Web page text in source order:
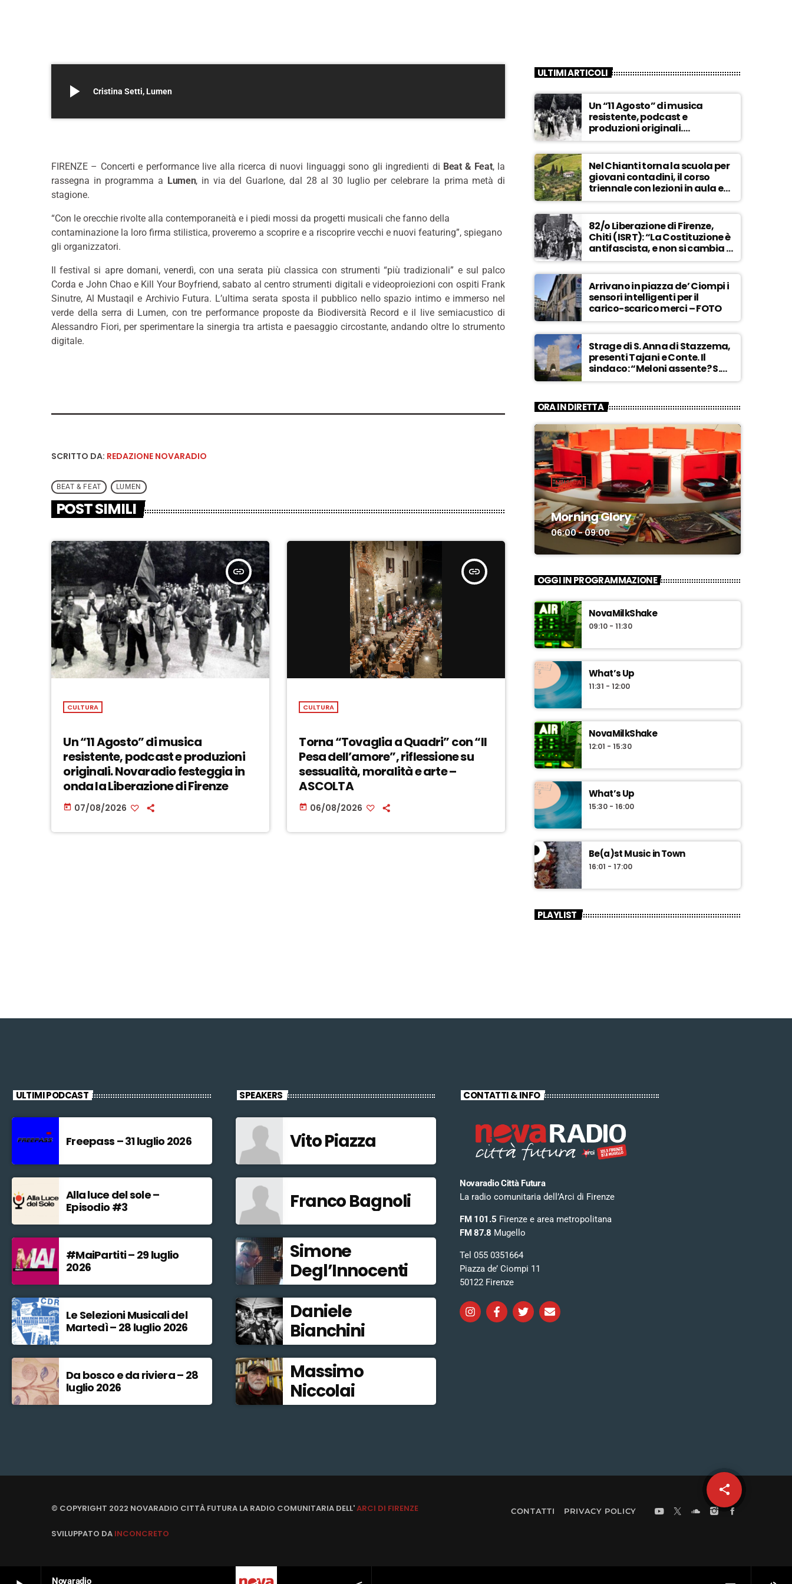
Novaradio
share
email
play_arrow Cristina Setti, Lumen
FIRENZE – Concerti e performance live alla ricerca di nuovi linguaggi sono gli ingredienti di Beat & Feat, la
rassegna in programma a Lumen, in via del Guarlone, dal 28 al 30 luglio per celebrare la prima metà di
stagione.
“Con le orecchie rivolte alla contemporaneità e i piedi mossi da progetti musicali che fanno della
contaminazione la loro firma stilistica, proveremo a scoprire e a riscoprire vecchi e nuovi featuring”, spiegano
gli organizzatori.
Il festival si apre domani, venerdì, con una serata più classica con strumenti “più tradizionali” e sul palco
Corda e John Chao e Kill Your Boyfriend, sabato al centro strumenti digitali e videoproiezioni con ospiti Frank
Sinutre, Al Mustaqil e Archivio Futura. L’ultima serata sposta il pubblico nello spazio intimo e immerso nel
verde della serra di Lumen, con tre performance proposte da Biodiversità Record e il live semiacustico di
Alessandro Fiori, per sperimentare la sinergia tra artista e paesaggio circostante, andando oltre lo strumento
digitale.
SCRITTO DA: REDAZIONE NOVARADIO
BEAT & FEAT LUMEN
POST SIMILI
insert_link
CULTURA
Un “11 Agosto” di musica
resistente, podcast e produzioni
originali. Novaradio festeggia in
onda la Liberazione di Firenze
today 07/08/2026
insert_link
CULTURA
Torna “Tovaglia a Quadri” con “Il
Pesa dell’amore”, riflessione su
sessualità, moralità e arte –
ASCOLTA
today 06/08/2026
ULTIMI ARTICOLI
Un “11 Agosto” di musica
resistente, podcast e
produzioni originali.
Novaradio festeggia in onda
la Liberazione di Firenze
Nel Chianti torna la scuola per
giovani contadini, il corso
triennale con lezioni in aula e
tra i campi – ASCOLTA
82/o Liberazione di Firenze,
Chiti (ISRT): “La Costituzione è
antifascista, e non si cambia a
maggioranza” – ASCOLTA
Arrivano in piazza de’ Ciompi i
sensori intelligenti per il
carico-scarico merci – FOTO
Strage di S. Anna di Stazzema,
presenti Tajani e Conte. Il
sindaco: “Meloni assente? S.
Anna aperta tutto l’anno…” –
ORA IN DIRETTA
MUSICA
Morning Glory
06:00 - 09:00
OGGI IN PROGRAMMAZIONE
NovaMilkShake
09:10 - 11:30
What’s Up
11:31 - 12:00
NovaMilkShake
12:01 - 15:30
What’s Up
15:30 - 16:00
Be(a)st Music in Town
16:01 - 17:00
PLAYLIST
ULTIMI PODCAST
Freepass – 31 luglio 2026
Alla luce del sole –
Episodio #3
#MaiPartiti – 29 luglio
2026
Le Selezioni Musicali del
Martedì – 28 luglio 2026
Da bosco e da riviera – 28
luglio 2026
SPEAKERS
Vito Piazza
Franco Bagnoli
Simone
Degl’Innocenti
Daniele
Bianchini
Massimo
Niccolai
CONTATTI & INFO
Novaradio Città Futura
La radio comunitaria dell’Arci di Firenze
FM 101.5 Firenze e area metropolitana
FM 87.8 Mugello
Tel 055 0351664
Piazza de’ Ciompi 11
50122 Firenze
© COPYRIGHT 2022 NOVARADIO CITTÀ FUTURA LA RADIO COMUNITARIA DELL'ARCI DI FIRENZE
SVILUPPATO DA INCONCRETO
CONTATTI PRIVACY POLICY